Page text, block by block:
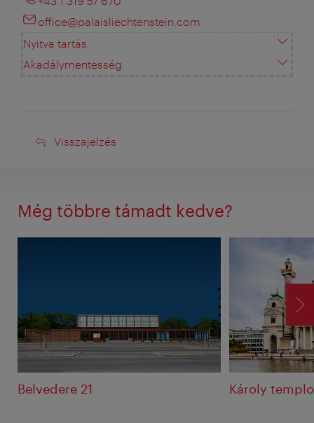
office@palaisliechtenstein.com
Nyitva tartás
Akadálymentesség
Visszajelzés
Visszajelzés
Még többre támadt kedve?
Belvedere 21 Károly